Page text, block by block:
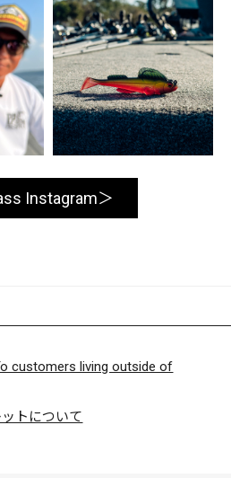
Instagram
customers living outside of
トについて